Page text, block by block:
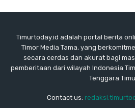
Timurtoday.id adalah portal berita
Timor Media Tama, yang
secara cerdas dan akurat bagi
pemberitaan dari wilayah Indonesia
Tenggara
Contact us: